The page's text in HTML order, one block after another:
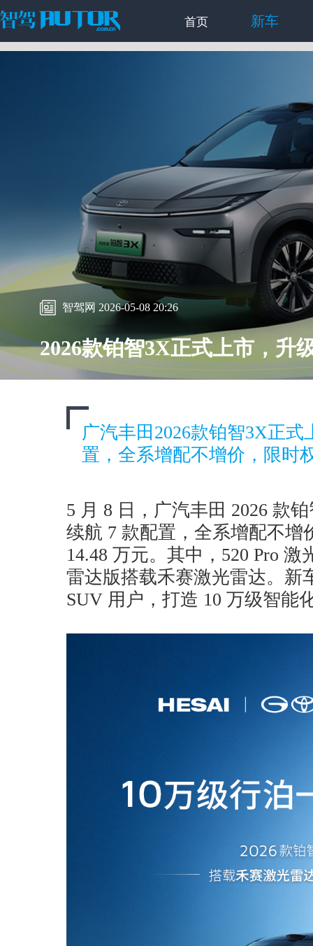
首页 新车
智驾网 2026-05-08 20:26
2026款铂智3X正式上市，升
广汽丰田2026款铂智3X正
置，全系增配不增价，限时
5 月 8 日，广汽丰田 2026 款
续航 7 款配置，全系增配不增
14.48 万元。其中，520 Pro 激
雷达版搭载禾赛激光雷达。新
SUV 用户，打造 10 万级智能